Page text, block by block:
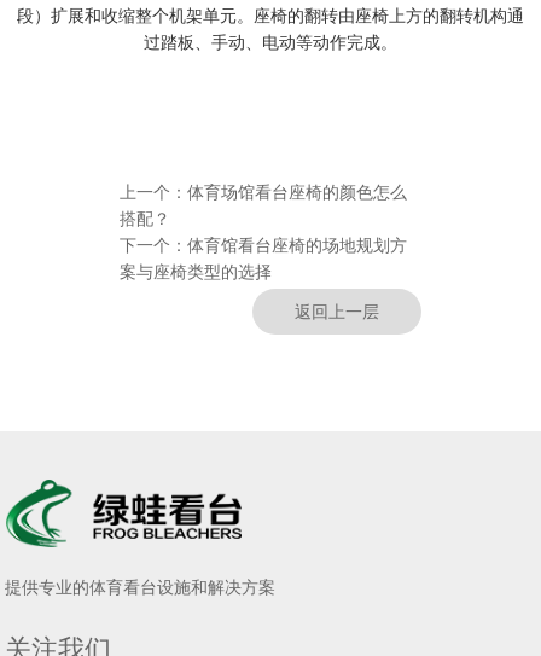
段）扩展和收缩整个机架单元。座椅的翻转由座椅上方的翻转机构通
过踏板、手动、电动等动作完成。
上一个： 体育场馆看台座椅的颜色怎么
搭配？
下一个： 体育馆看台座椅的场地规划方
案与座椅类型的选择
返回上一层
提供专业的体育看台设施和解决方案
关注我们